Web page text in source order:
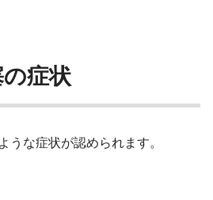
の症状
うな症状が認められます。